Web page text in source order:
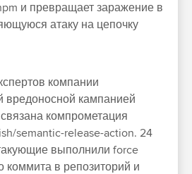
и превращает заражение в
атаку на цепочку
компании
вредоносной кампанией
компрометация
semantic-release-action. 24
выполнили force
коммита в репозиторий и